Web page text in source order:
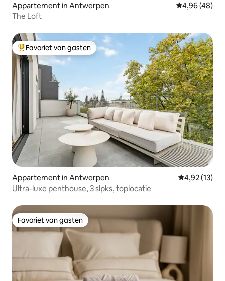
Appartement in Antwerpen Gemiddelde
4,96 (48)
The Loft
Topfavoriet van gasten
Favoriet van gasten
Appartement in Antwerpen Gemiddelde
4,92 (13)
Ultra-luxe penthouse, 3 slpks, toplocatie
Favoriet van gasten
Favoriet van gasten